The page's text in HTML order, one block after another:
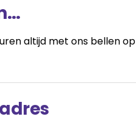
altijd met ons bellen op